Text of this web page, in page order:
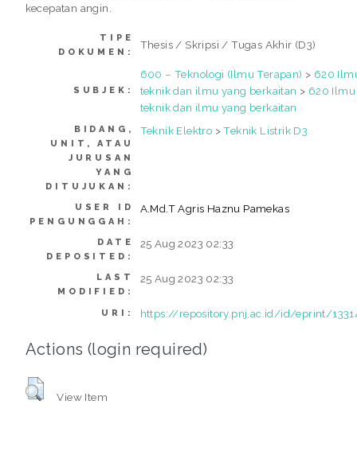
kecepatan angin.
TIPE
DOKUMEN:
Thesis / Skripsi / Tugas Akhir (D3)
SUBJEK:
600 – Teknologi (Ilmu Terapan) > 620
teknik dan ilmu yang berkaitan > 620 Ilmu
teknik dan ilmu yang berkaitan
BIDANG,
UNIT, ATAU
JURUSAN
YANG
DITUJUKAN:
Teknik Elektro >Teknik Listrik D3
USER ID
PENGUNGGAH:
A.Md.T Agris Haznu Pamekas
DATE
DEPOSITED:
25 Aug 2023 02:33
LAST
MODIFIED:
25 Aug 2023 02:33
URI: https://repository.pnj.ac.id/id/eprint/
Actions (login required)
View Item